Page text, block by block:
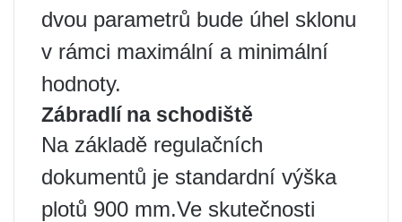
dvou parametrů bude úhel sklonu
v rámci maximální a minimální
hodnoty.
Zábradlí na schodiště
Na základě regulačních
dokumentů je standardní výška
plotů 900 mm.Ve skutečnosti